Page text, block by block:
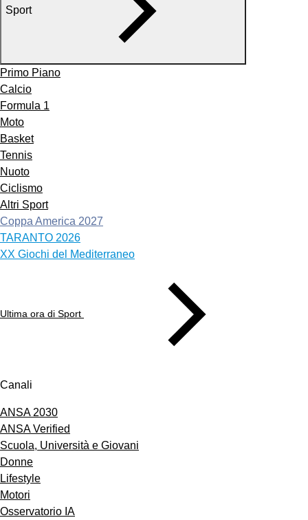
Sport
Primo Piano
Calcio
Formula 1
Moto
Basket
Tennis
Nuoto
Ciclismo
Altri Sport
Coppa America 2027
TARANTO 2026
XX Giochi del Mediterraneo
Ultima ora di Sport
Canali
ANSA 2030
ANSA Verified
Scuola, Università e Giovani
Donne
Lifestyle
Motori
Osservatorio IA